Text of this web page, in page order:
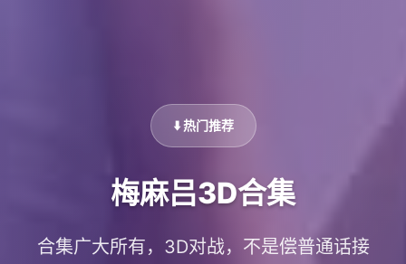
⬇️ 热门推荐
梅麻吕3D合集
合集广大所有，3D对战，不是偿普通话接